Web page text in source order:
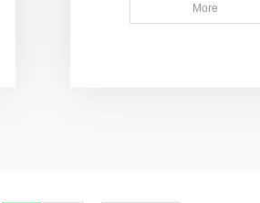
More